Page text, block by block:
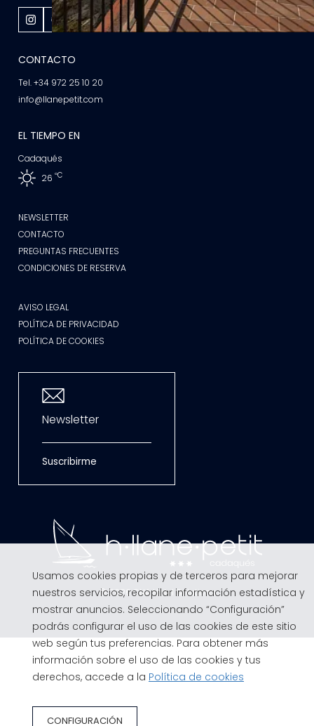
CONTACTO
Tel. +34 972 25 10 20
info@llanepetit.com
EL TIEMPO EN
Cadaqués
26 ºC
NEWSLETTER
CONTACTO
PREGUNTAS FRECUENTES
CONDICIONES DE RESERVA
AVISO LEGAL
POLÍTICA DE PRIVACIDAD
POLÍTICA DE COOKIES
Newsletter
Suscribirme
© 2026GNA Hotel Solutions
Usamos cookies propias y de terceros para mejorar
nuestros servicios, recopilar información estadística y
mostrar anuncios. Seleccionando “Configuración”
podrás configurar el uso de las cookies de este sitio
web según tus preferencias. Para obtener más
información sobre el uso de las cookies y tus
derechos, accede a la Política de cookies
CONFIGURACIÓN